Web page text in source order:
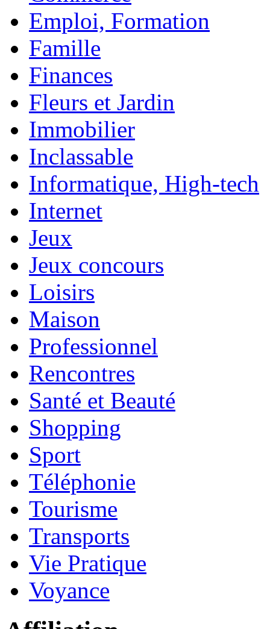
Emploi, Formation
Famille
Finances
Fleurs et Jardin
Immobilier
Inclassable
Informatique, High-tech
Internet
Jeux
Jeux concours
Loisirs
Maison
Professionnel
Rencontres
Santé et Beauté
Shopping
Sport
Téléphonie
Tourisme
Transports
Vie Pratique
Voyance